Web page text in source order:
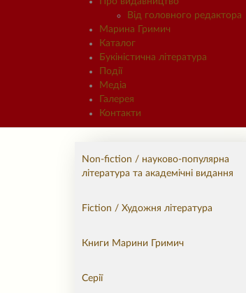
Від головного редактора
Марина Гримич
Каталог
Букіністична література
Події
Медіа
Галерея
Контакти
Non-fiction / науково-популярна
література та академічні видання
Fiction / Художня література
Книги Марини Гримич
Серії